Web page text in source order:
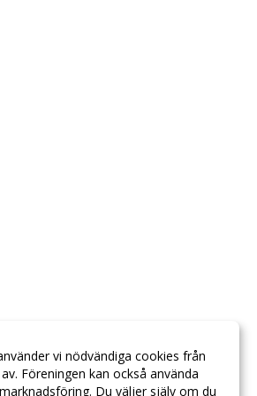
vi nödvändiga cookies från
Föreningen kan också använda
Du väljer själv om du